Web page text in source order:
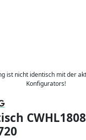
ist nicht identisch mit der
Konfigurators!